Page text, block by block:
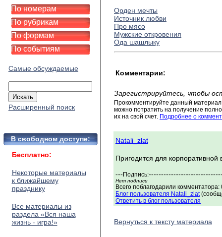
По номерам
По рубрикам
По формам
По событиям
Самые обсуждаемые
Расширенный поиск
В свободном доступе:
Бесплатно:
Некоторые материалы
к ближайшему
празднику
Все материалы из
раздела «Вся наша
жизнь - игра!»
Орден мечты
Источник любви
Про мясо
Мужские откровения
Ода шашлыку
Комментарии:
Зарегистрируйтесь, чтобы
Прокомментируйте данный
можно потратить на получение
их на свой счет. Подробнее о
Natali_zlat
Пригодится для корпоративной
--- Подпись:
Нет подписи
Всего поблагодарили
Блог пользователя Natali_zlat
Ответить в блог пользователя
Вернуться к тексту материала